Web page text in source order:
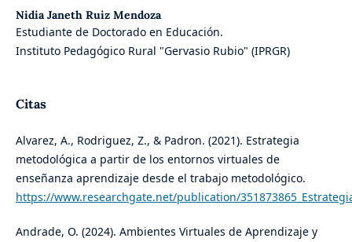
Nidia Janeth Ruiz Mendoza
Estudiante de Doctorado en Educación.
Instituto Pedagógico Rural "Gervasio Rubio" (IPRGR)
Citas
Alvarez, A., Rodriguez, Z., & Padron. (2021). Estrategia
metodológica a partir de los entornos virtuales de
enseñanza aprendizaje desde el trabajo metodológico.
https://www.researchgate.net/publication/
Andrade, O. (2024). Ambientes Virtuales de Aprendizaje y